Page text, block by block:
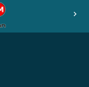
chevron_right